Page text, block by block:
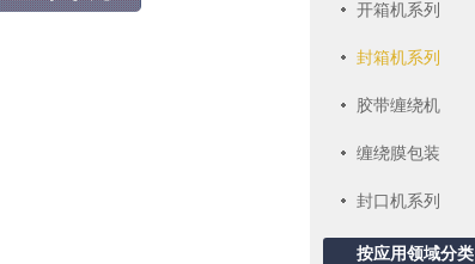
开箱机系列
封箱机系列
胶带缠绕机
缠绕膜包装
封口机系列
按应用领域分类